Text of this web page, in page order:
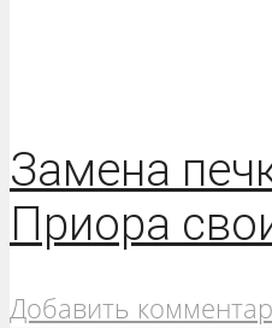
Замена
Приора
Добавить